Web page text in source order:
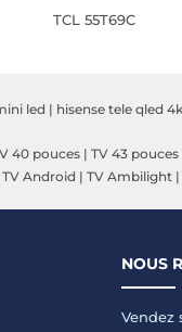
TCL 55T69C
led | hisense tele qled
40 pouces | TV 43 pouces
TV Android | TV Ambilight |
NOUS
Vendez